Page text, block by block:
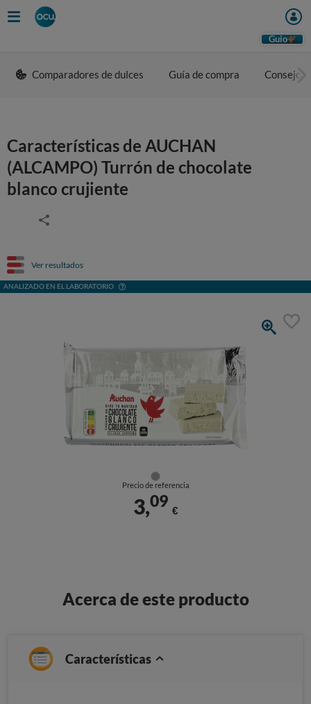
Guio
Comparadores de dulces Guía de compra Consejos
Características de AUCHAN
(ALCAMPO) Turrón de chocolate
blanco crujiente
Ver resultados
ANALIZADO EN EL LABORATORIO
Precio de referencia
3,09
€
Acerca de este producto
Características